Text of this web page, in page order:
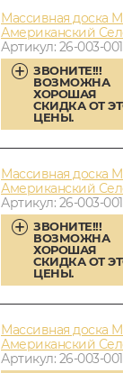
Массивная доска
Американский
Артикул: 26-003-
ЗВОНИТЕ!!!
ВОЗМОЖНА
ХОРОШАЯ
СКИДКА ОТ
ЦЕНЫ.
Массивная доска
Американский
Артикул: 26-003-
ЗВОНИТЕ!!!
ВОЗМОЖНА
ХОРОШАЯ
СКИДКА ОТ
ЦЕНЫ.
Массивная доска
Американский
Артикул: 26-003-